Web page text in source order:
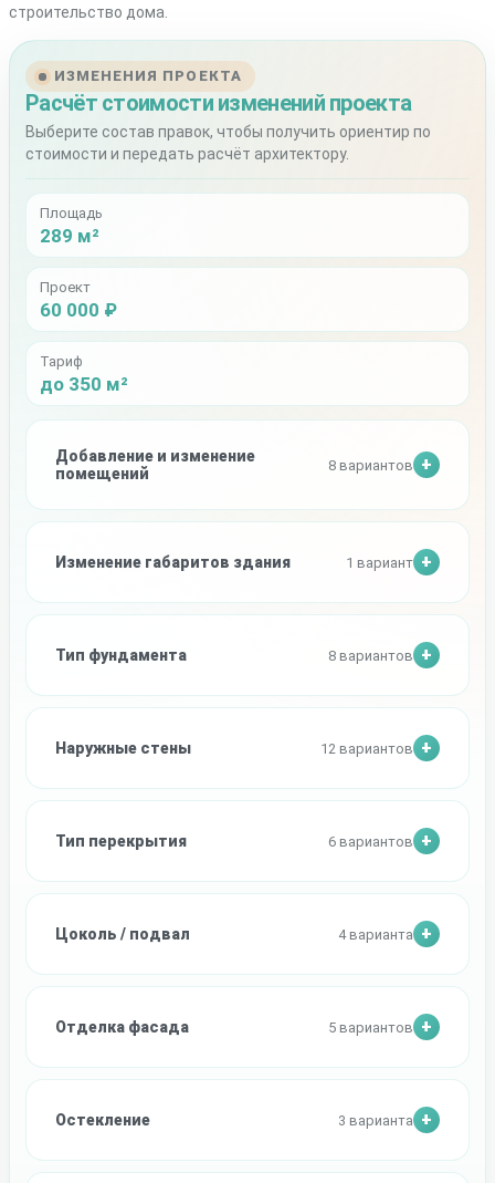
строительство дома.
ИЗМЕНЕНИЯ ПРОЕКТА
Расчёт стоимости изменений проекта
Выберите состав правок, чтобы получить ориентир по
стоимости и передать расчёт архитектору.
Площадь
289 м²
Проект
60 000 ₽
Тариф
до 350 м²
Добавление и изменение
помещений
8 вариантов
Изменение габаритов здания 1 вариант
Тип фундамента 8 вариантов
Наружные стены 12 вариантов
Тип перекрытия 6 вариантов
Цоколь / подвал 4 варианта
Отделка фасада 5 вариантов
Остекление 3 варианта